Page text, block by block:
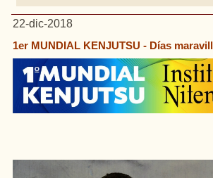
22-dic-2018
1er MUNDIAL KENJUTSU - Días